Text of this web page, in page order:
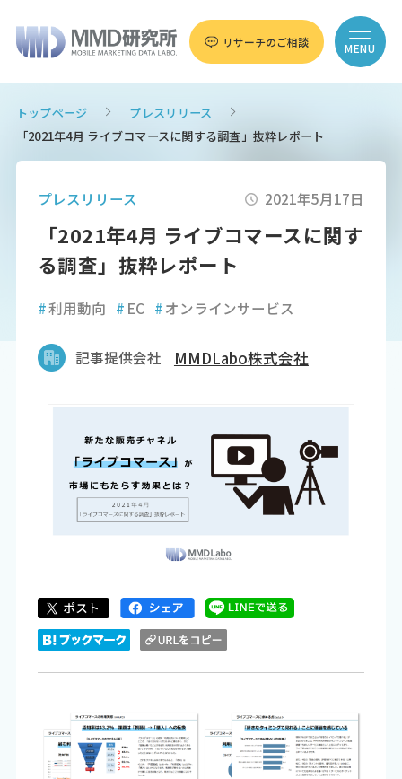
リサーチのご相談 MENU
トップページ
プレスリリース
「2021年4月 ライブコマースに関する調査」抜粋レポート
プレスリリース 2021年5月17日
「2021年4月 ライブコマースに関す
る調査」抜粋レポート
#利用動向 # EC #オンラインサービス
記事提供会社 MMDLabo株式会社